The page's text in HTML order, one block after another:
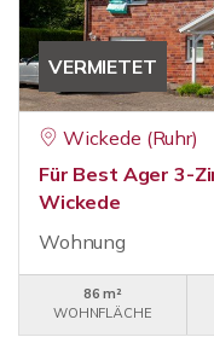
VERMIETET
Wickede (Ruhr)
Für Best Ager 3-
Wickede
Wohnung
86 m²
WOHNFLÄCHE